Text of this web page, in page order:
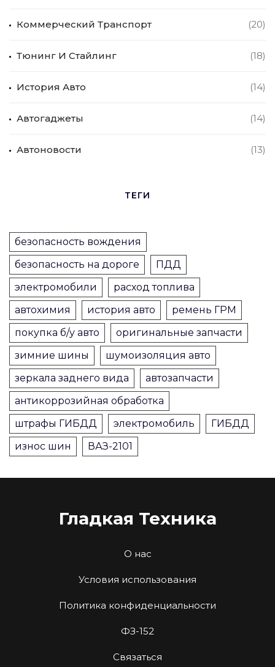
Коммерческий Транспорт (20)
Тюнинг И Стайлинг (18)
История Авто (14)
Автогаджеты (14)
Автоновости (13)
ТЕГИ
безопасность вождения
безопасность на дороге
ПДД
электромобили
расход топлива
автохимия
история авто
ремень ГРМ
покупка б/у авто
оригинальные запчасти
зимние шины
шумоизоляция авто
зеркала заднего вида
автозапчасти
антикоррозийная обработка
штрафы ГИБДД
электромобиль
ГИБДД
износ шин
ВАЗ-2101
Гладкая Техника
О нас
Условия использования
Политика конфиденциальности
ФЗ-152
Связаться